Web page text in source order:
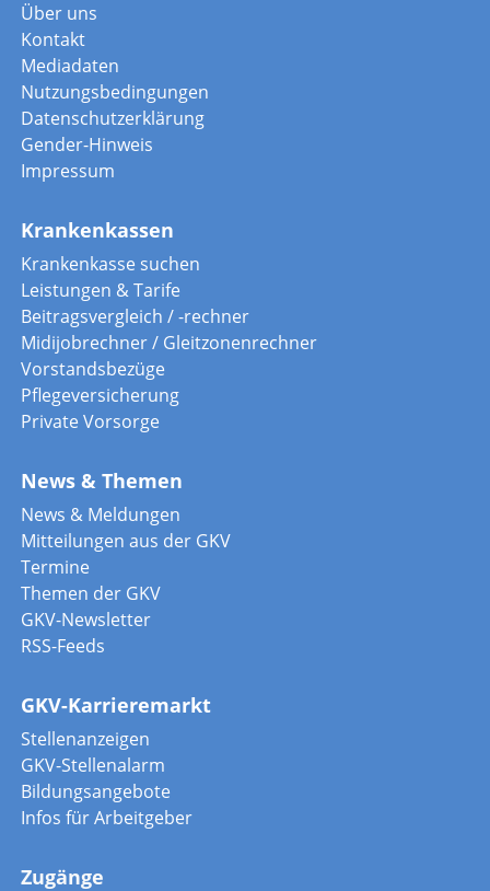
Über uns
Kontakt
Mediadaten
Nutzungsbedingungen
Datenschutzerklärung
Gender-Hinweis
Impressum
Krankenkassen
Krankenkasse suchen
Leistungen & Tarife
Beitragsvergleich / -rechner
Midijobrechner / Gleitzonenrechner
Vorstandsbezüge
Pflegeversicherung
Private Vorsorge
News & Themen
News & Meldungen
Mitteilungen aus der GKV
Termine
Themen der GKV
GKV-Newsletter
RSS-Feeds
GKV-Karrieremarkt
Stellenanzeigen
GKV-Stellenalarm
Bildungsangebote
Infos für Arbeitgeber
Zugänge